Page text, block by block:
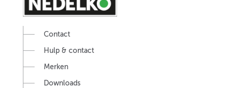
Contact
Hulp & contact
Merken
Downloads